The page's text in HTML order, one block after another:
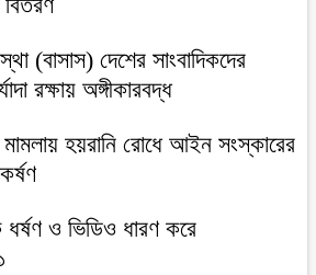
(বাসাস) দেশের সাংবাদিকদের
রক্ষায় অঙ্গীকারবদ্ধ
হয়রানি রোধে আইন সংস্কারের
ধর্ষণ ও ভিডিও ধারণ করে